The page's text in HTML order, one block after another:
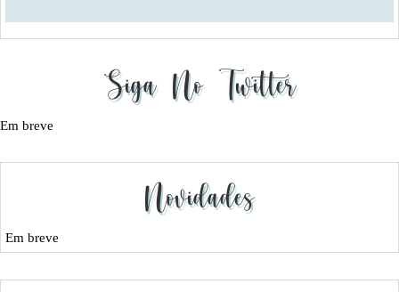
Siga No Twitter
Em breve
Novidades
Em breve